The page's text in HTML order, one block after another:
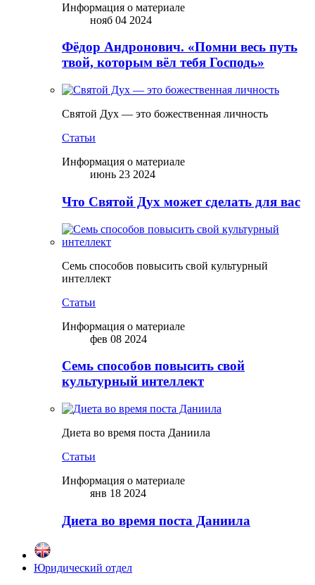
Информация о материале
нояб 04 2024
Фёдор Андронович. «Помни весь путь
твой, которым вёл тебя Господь»
Святой Дух — это божественная личность
Статьи
Информация о материале
июнь 23 2024
Что Святой Дух может сделать для вас
Семь способов повысить свой культурный
интеллект
Статьи
Информация о материале
фев 08 2024
Семь способов повысить свой
культурный интеллект
Диета во время поста Даниила
Статьи
Информация о материале
янв 18 2024
Диета во время поста Даниила
Юридический отдел